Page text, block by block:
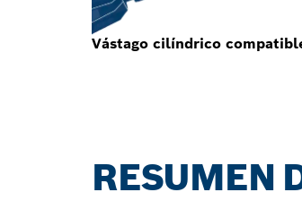
Vástago cilíndrico
RESUMEN